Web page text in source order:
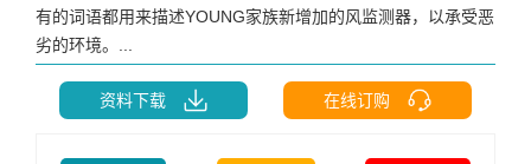
有的词语都用来描述YOUNG家族新增加的风监测器，以承受恶
劣的环境。...
资料下载 在线订购